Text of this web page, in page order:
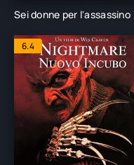
Sei donne per l'assassino
6.4